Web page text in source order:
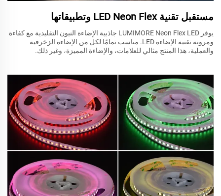
مستقبل تقنية LED Neon Flex وتطبيقاتها
يوفر LUMIMORE Neon Flex LED جاذبية الإضاءة النيون التقليدية مع كفاءة
ومرونة تقنية الإضاءة LED. مناسب تمامًا لكل من الإضاءة الزخرفية
والعملية، هذا المنتج مثالي للعلامات، والإضاءة المميزة، وغير ذلك.